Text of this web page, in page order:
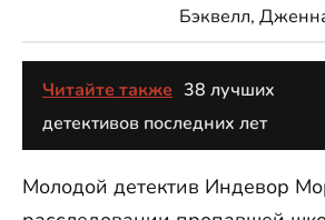
Бэквелл,
Читайте также 38 лучших
детективов последних лет
Молодой детектив Индевор